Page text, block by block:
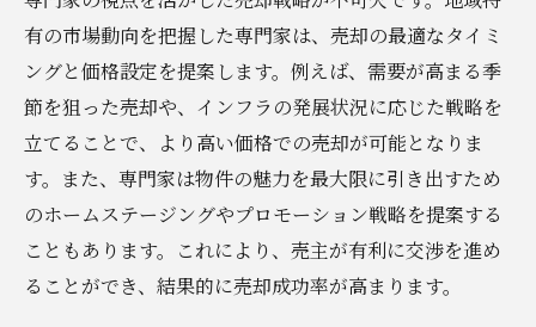
有の市場動向を把握した専門家は、売却の最適なタイミ
ングと価格設定を提案します。例えば、需要が高まる季
節を狙った売却や、インフラの発展状況に応じた戦略を
立てることで、より高い価格での売却が可能となりま
す。また、専門家は物件の魅力を最大限に引き出すため
のホームステージングやプロモーション戦略を提案する
こともあります。これにより、売主が有利に交渉を進め
ることができ、結果的に売却成功率が高まります。